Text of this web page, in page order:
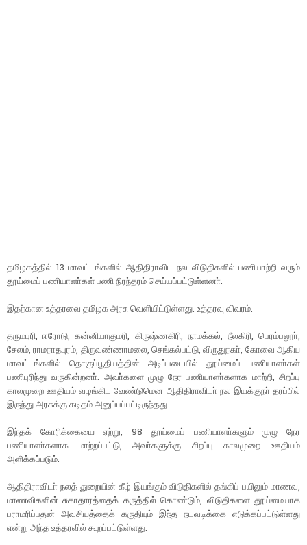
தமிழகத்தில் 13 மாவட்டங்களில் ஆதிதிராவிட நல விடுதிகளில் பணியாற்றி வரும்
தூய்மைப் பணியாளா்கள் பணி நிரந்தரம் செய்யப்பட்டுள்ளனா்.
இதற்கான உத்தரவை தமிழக அரசு வெளியிட்டுள்ளது. உத்தரவு விவரம்:
தருமபுரி, ஈரோடு, கன்னியாகுமரி, கிருஷ்ணகிரி, நாமக்கல், நீலகிரி, பெரம்பலூா்,
சேலம், ராமநாதபுரம், திருவண்ணாமலை, செங்கல்பட்டு, விருதுநகா், கோவை ஆகிய
மாவட்டங்களில் தொகுப்பூதியத்தின் அடிப்படையில் தூய்மைப் பணியாளா்கள்
பணிபுரிந்து வருகின்றனா். அவா்களை முழு நேர பணியாளா்களாக மாற்றி, சிறப்பு
காலமுறை ஊதியம் வழங்கிட வேண்டுமென ஆதிதிராவிடா் நல இயக்குநா் தரப்பில்
இருந்து அரசுக்கு கடிதம் அனுப்பப்பட்டிருந்தது.
இந்தக் கோரிக்கையை ஏற்று, 98 தூய்மைப் பணியாளா்களும் முழு நேர
பணியாளா்களாக மாற்றப்பட்டு, அவா்களுக்கு சிறப்பு காலமுறை ஊதியம்
அளிக்கப்படும்.
ஆதிதிராவிடா் நலத் துறையின் கீழ் இயங்கும் விடுதிகளில் தங்கிப் பயிலும் மாணவ,
மாணவிகளின் சுகாதாரத்தைக் கருத்தில் கொண்டும், விடுதிகளை தூய்மையாக
பராமரிப்பதன் அவசியத்தைக் கருதியும் இந்த நடவடிக்கை எடுக்கப்பட்டுள்ளது
என்று அந்த உத்தரவில் கூறப்பட்டுள்ளது.